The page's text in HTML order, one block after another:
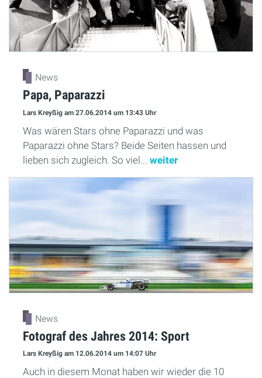
News
Papa, Paparazzi
Lars Kreyßig am 27.06.2014 um 13:43 Uhr
Was wären Stars ohne Paparazzi und was
Paparazzi ohne Stars? Beide Seiten hassen und
lieben sich zugleich. So viel... weiter
News
Fotograf des Jahres 2014: Sport
Lars Kreyßig am 12.06.2014 um 14:07 Uhr
Auch in diesem Monat haben wir wieder die 10